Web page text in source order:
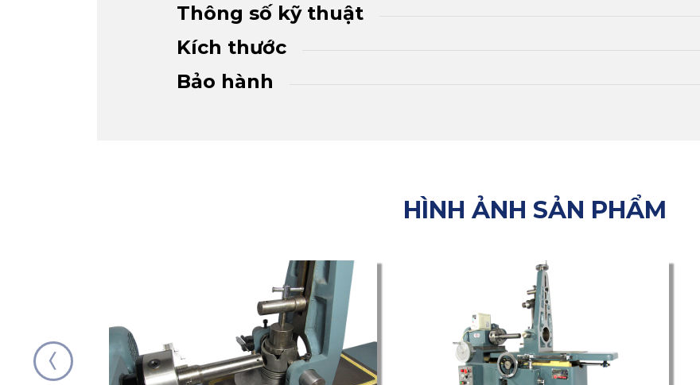
Thông số kỹ thuật
Kích thước
Bảo hành
HÌNH ẢNH SẢN PHẨM